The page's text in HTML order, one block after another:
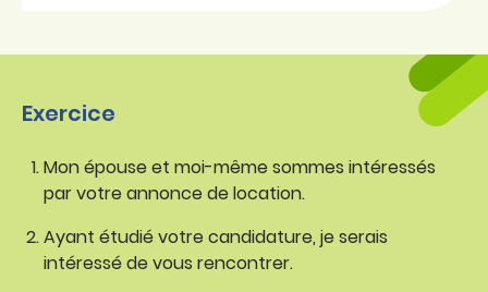
Exercice
Mon épouse et moi-même sommes intéressés
par votre annonce de location.
Ayant étudié votre candidature, je serais
intéressé de vous rencontrer.